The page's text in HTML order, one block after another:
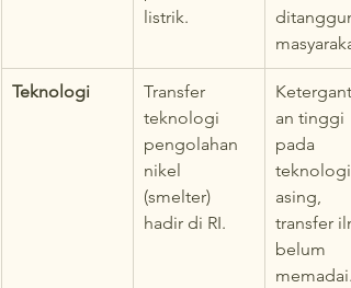
listrik.
Teknologi
Transfer
teknologi
pengolahan
nikel
(smelter)
hadir di RI.
an tinggi
pada
teknologi
asing,
transfer
belum
memadai.